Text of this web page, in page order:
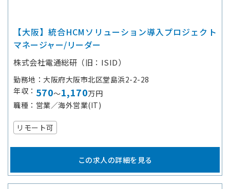
【大阪】統合HCMソリューション導入プロジェクト
マネージャー/リーダー
株式会社電通総研（旧：ISID）
勤務地
大阪府大阪市北区堂島浜2-2-28
年収
570～1,170万円
職種
営業／海外営業(IT)
リモート可
この求人の詳細を見る